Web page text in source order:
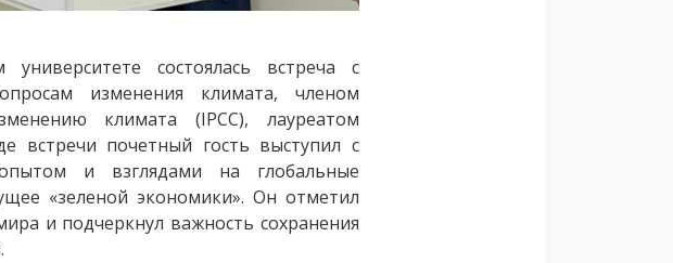
состоялась встреча с
изменения климата, членом
климата (IPCC), лауреатом
встречи почетный гость выступил с
и взглядами на глобальные
«зеленой экономики». Он отметил
и подчеркнул важность сохранения